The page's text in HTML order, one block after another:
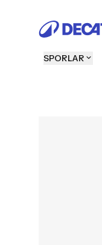
SPORLAR